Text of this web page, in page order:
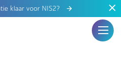
klaar voor NIS2?